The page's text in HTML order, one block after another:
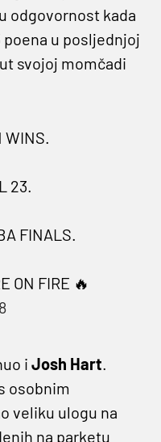
odgovornost kada
poena u posljednjoj
svojoj momčadi
WINS.
23.
FINALS.
ON FIRE 🔥
i Josh Hart.
osobnim
veliku ulogu na
na parketu